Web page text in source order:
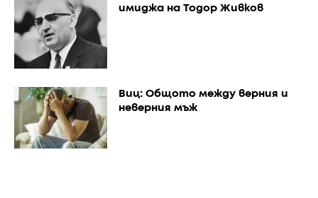
имиджа на Тодор Живков
Виц: Общото между верния и
неверния мъж